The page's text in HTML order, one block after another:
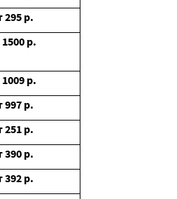
295 р.
1500 р.
1009 р.
997 р.
251 р.
390 р.
392 р.